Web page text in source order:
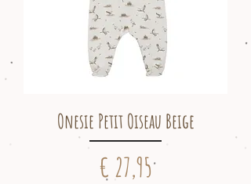
Onesie Petit Oiseau Beige
Prijs
€ 27,95